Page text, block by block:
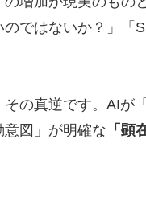
ではないか？」「
の真逆です。AIが
意図」が明確な 「顕